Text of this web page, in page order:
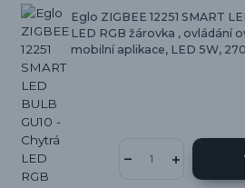
Eglo ZIGBEE 12251 SMART
LED RGB žárovka , ovládání
mobilní aplikace, LED 5W,